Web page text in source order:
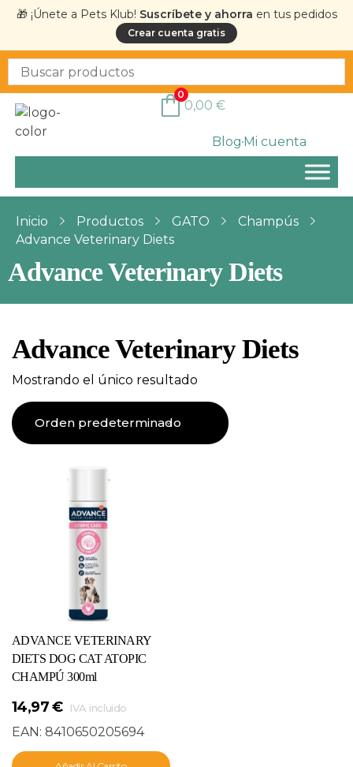
🎁 ¡Únete a Pets Klub! Suscríbete y ahorra en tus pedidos
Crear cuenta gratis
BlogMi cuenta
0
0,00 €
Inicio Productos GATO
Champús
Advance Veterinary Diets
Advance Veterinary Diets
Advance Veterinary Diets
Mostrando el único resultado
ADVANCE VETERINARY
DIETS DOG CAT ATOPIC
CHAMPÚ 300ml
14,97€ IVA incluido
EAN: 8410650205694